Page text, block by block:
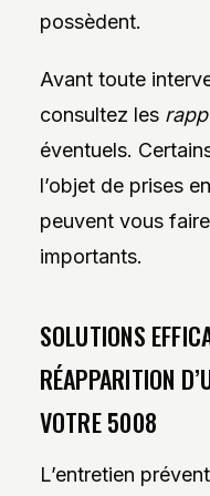
possèdent.
Avant toute
consultez les
éventuels.
l’objet de prises
peuvent vous
importants.
SOLUTIONS
RÉAPPARITION
VOTRE 5008
L’entretien